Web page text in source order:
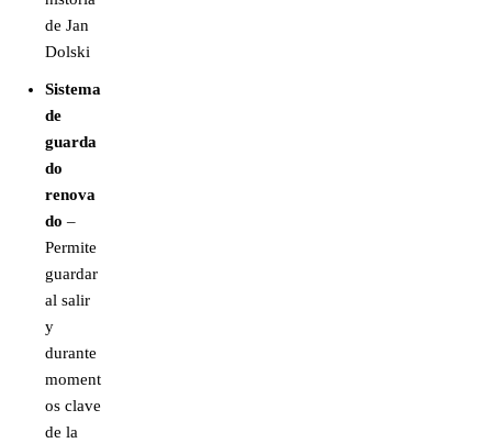
de Jan
Dolski
Sistema
de
guarda
do
renova
do –
Permite
guardar
al salir
y
durante
moment
os clave
de la